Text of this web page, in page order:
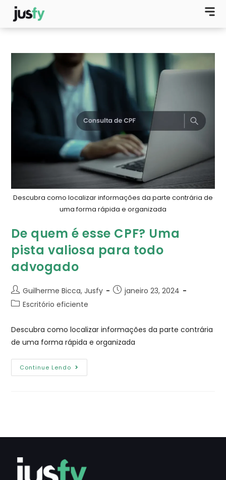
Descubra como localizar informações da parte contrária de
uma forma rápida e organizada
De quem é esse CPF? Uma
pista valiosa para todo
advogado
Guilherme Bicca, Jusfy
janeiro 23, 2024
Escritório eficiente
Descubra como localizar informações da parte contrária
de uma forma rápida e organizada
Continue Lendo